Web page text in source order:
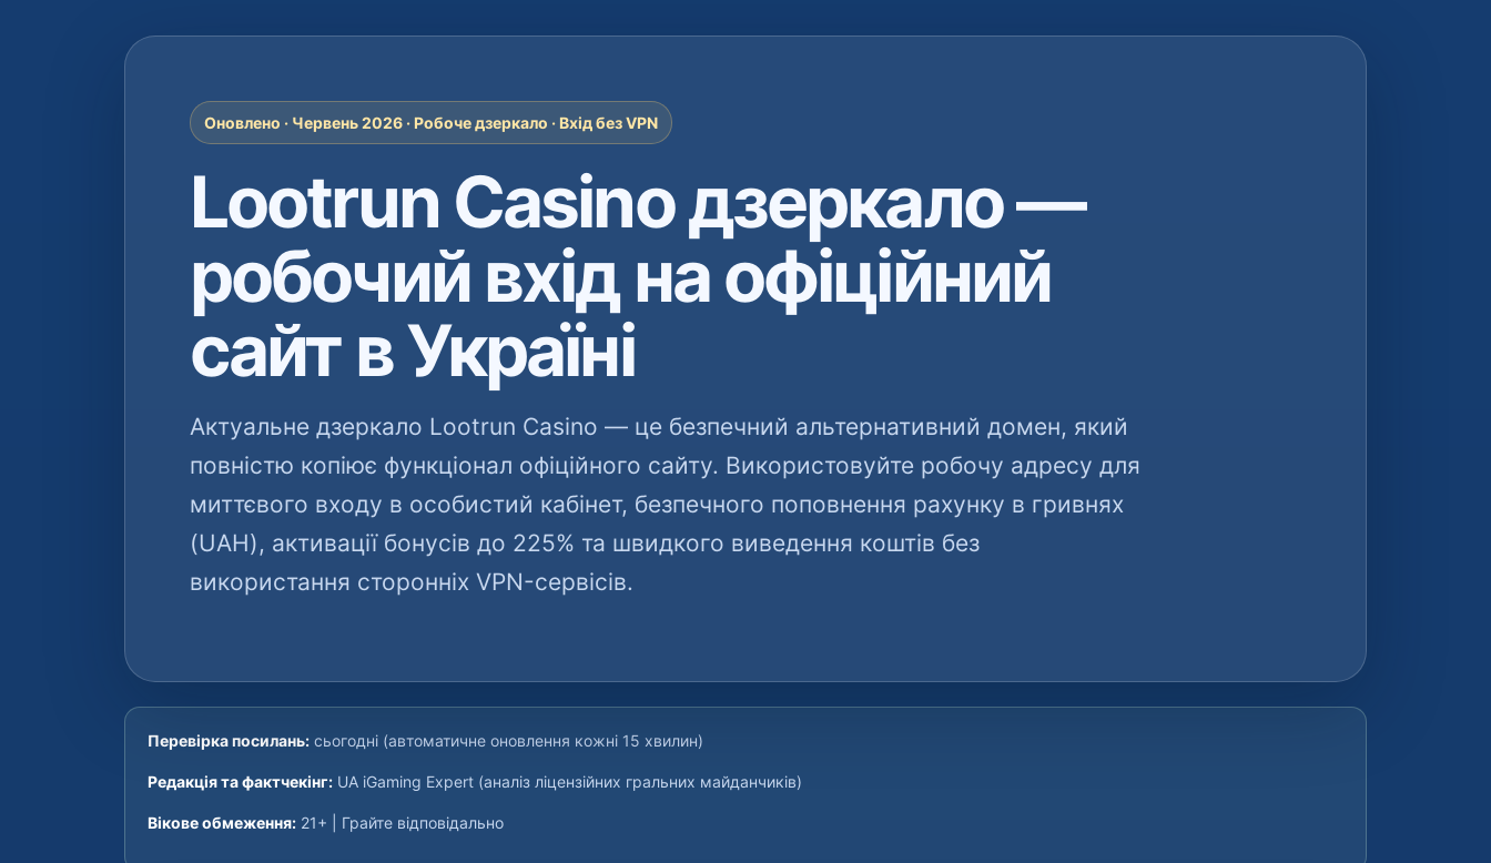
Оновлено · Червень 2026 · Робоче дзеркало · Вхід без VPN
Lootrun Casino дзеркало —
робочий вхід на офіційний
сайт в Україні
Актуальне дзеркало Lootrun Casino — це безпечний альтернативний домен, який
повністю копіює функціонал офіційного сайту. Використовуйте робочу адресу для
миттєвого входу в особистий кабінет, безпечного поповнення рахунку в гривнях
(UAH), активації бонусів до 225% та швидкого виведення коштів без
використання сторонніх VPN-сервісів.
Перевірка посилань: сьогодні (автоматичне оновлення кожні 15 хвилин)
Редакція та фактчекінг: UA iGaming Expert (аналіз ліцензійних гральних майданчиків)
Вікове обмеження: 21+ | Грайте відповідально